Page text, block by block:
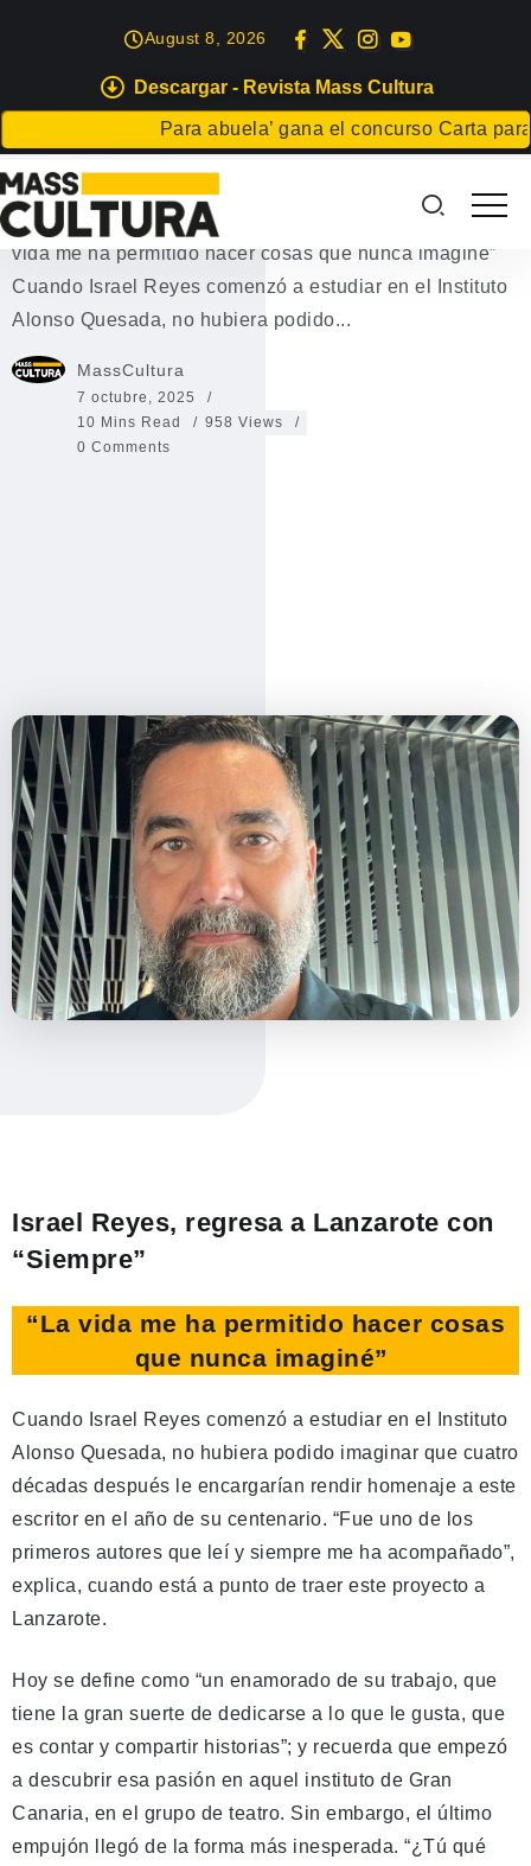
Descargar - Revista Mass Cultura
Para abuela’ gana el concurso Carta para una
August 8, 2026
EDICIÓN IMPRESA ENTREVISTAS
Israel Reyes
Israel Reyes, regresa a Lanzarote con “Siempre” “La
vida me ha permitido hacer cosas que nunca imaginé”
Cuando Israel Reyes comenzó a estudiar en el Instituto
Alonso Quesada, no hubiera podido...
MassCultura
7 octubre, 2025
10 Mins Read
958 Views
0 Comments
Israel Reyes, regresa a Lanzarote con
“Siempre”
“La vida me ha permitido hacer cosas
que nunca imaginé”
Cuando Israel Reyes comenzó a estudiar en el Instituto
Alonso Quesada, no hubiera podido imaginar que cuatro
décadas después le encargarían rendir homenaje a este
escritor en el año de su centenario. “Fue uno de los
primeros autores que leí y siempre me ha acompañado”,
explica, cuando está a punto de traer este proyecto a
Lanzarote.
Hoy se define como “un enamorado de su trabajo, que
tiene la gran suerte de dedicarse a lo que le gusta, que
es contar y compartir historias”; y recuerda que empezó
a descubrir esa pasión en aquel instituto de Gran
Canaria, en el grupo de teatro. Sin embargo, el último
empujón llegó de la forma más inesperada. “¿Tú qué